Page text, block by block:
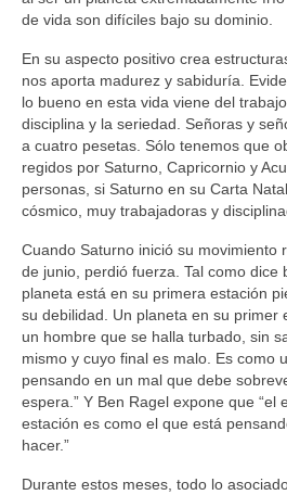
de vida son difíciles bajo su dominio.
En su aspecto positivo crea
nos aporta madurez y sabiduría.
lo bueno en esta vida viene del
disciplina y la seriedad. Señoras y
a cuatro pesetas. Sólo tenemos que
regidos por Saturno, Capricornio y
personas, si Saturno en su Carta
cósmico, muy trabajadoras y
Cuando Saturno inició su movimiento
de junio, perdió fuerza. Tal como dice
planeta está en su primera estación
su debilidad. Un planeta en su primer
un hombre que se halla turbado, sin
mismo y cuyo final es malo. Es como
pensando en un mal que debe
espera.” Y Ben Ragel expone que “el
estación es como el que está
hacer.”
Durante estos meses, todo lo